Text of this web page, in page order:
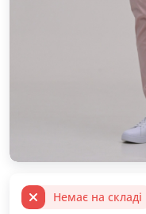
Немає на складі